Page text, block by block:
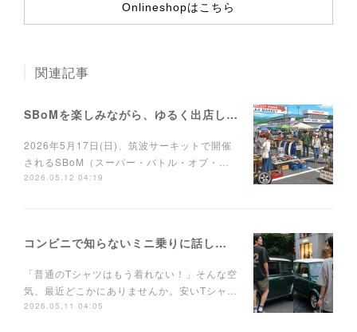
Onlineshopはこちら
関連記事
SBoMを楽しみながら、ゆるく出店しませんか？
2026年5月17日(日)、筑波サーキットで開催
されるSBoM（スーパー・バトル・オブ・…
2026.05.12 04:19
コンビニで知らないミニ乗りに話しかけられるTシャツ
「普通のTシャツはもう着れない！」そんな空
気、最近どこかにありませんか。安いTシャ…
2026.05.11 04:05